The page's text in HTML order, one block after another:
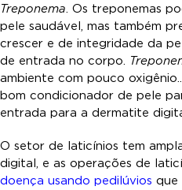
Treponema. Os treponemas
pele saudável, mas também
crescer e de integridade da
de entrada no corpo.
ambiente com pouco
bom condicionador de pele
entrada para a dermatite
O setor de laticínios tem
digital, e as operações de
doença usando pedilúvios que